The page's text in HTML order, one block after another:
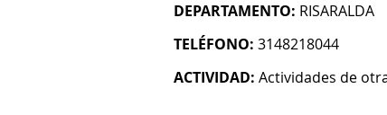
DEPARTAMENTO: RISARALDA
TELÉFONO: 3148218044
ACTIVIDAD: Actividades de